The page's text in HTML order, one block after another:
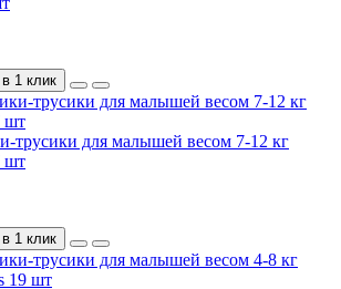
1 клик
трусики для малышей весом 7-12 кг
шт
1 клик